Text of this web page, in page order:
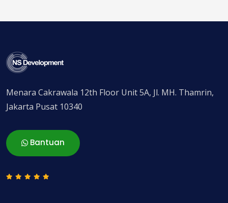
Menara Cakrawala 12th Floor Unit 5A, Jl. MH. Thamrin,
Jakarta Pusat 10340
Bantuan